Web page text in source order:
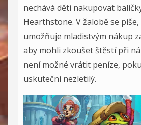
nechává děti nakupovat
Hearthstone. V žalobě se
umožňuje mladistvým nákup
aby mohli zkoušet štěstí při
není možné vrátit peníze,
uskuteční nezletilý.